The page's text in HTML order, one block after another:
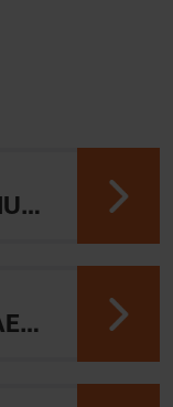
AZIMUT MAGAZINE: IL NUOVO NUMERO
WORLDCUP: KRIVDA E AEBERSOLD VINCONO LA MIDDLE